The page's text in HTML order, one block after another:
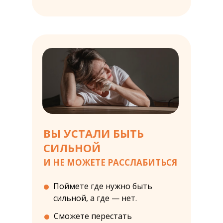
Поймете где нужно быть
сильной, а где — нет.
ВЫ УСТАЛИ БЫТЬ
СИЛЬНОЙ
И НЕ МОЖЕТЕ РАССЛАБИТЬСЯ
Сможете перестать